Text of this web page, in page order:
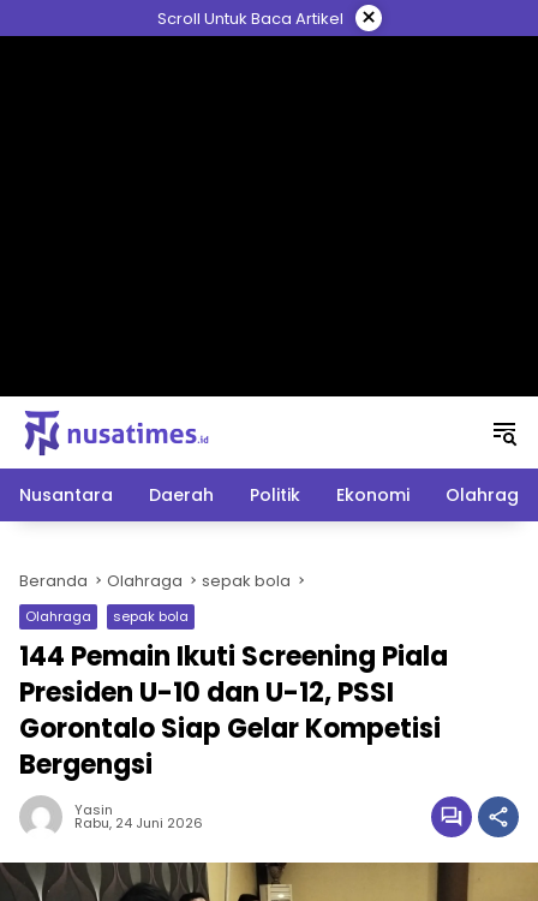
ke
Scroll Untuk Baca Artikel ×
Nusantara Daerah Politik Ekonomi Olahraga
Beranda Olahraga sepak bola
Olahraga sepak bola
144 Pemain Ikuti Screening Piala
Presiden U-10 dan U-12, PSSI
Gorontalo Siap Gelar Kompetisi
Bergengsi
Yasin
Rabu, 24 Juni 2026